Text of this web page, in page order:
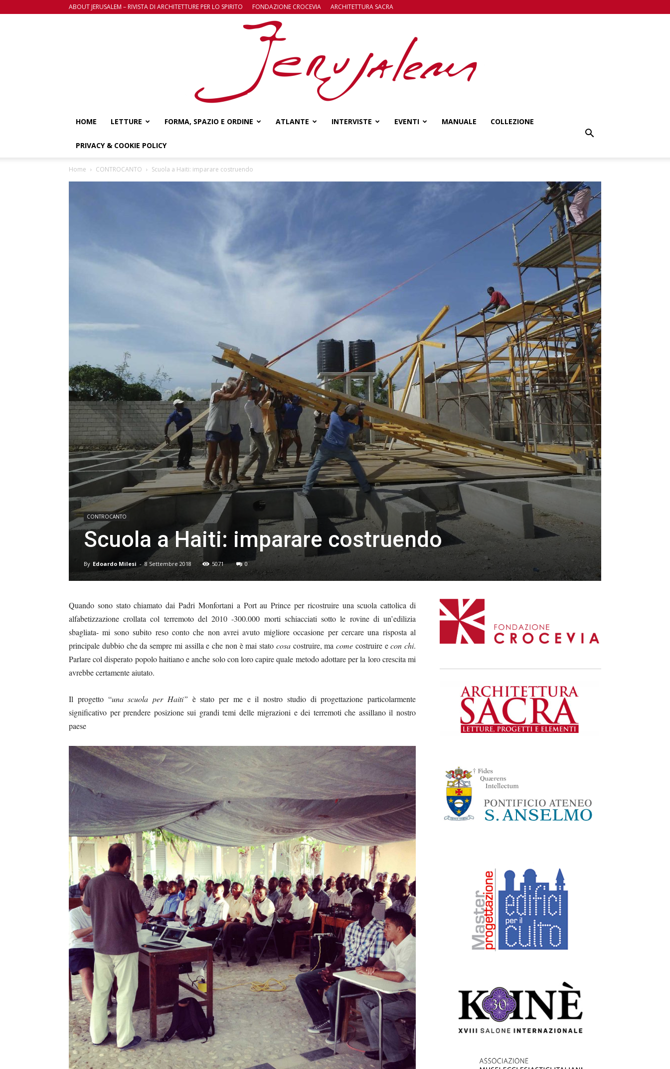
ABOUT JERUSALEM – RIVISTA DI ARCHITETTURE PER LO SPIRITO FONDAZIONE CROCEVIA ARCHITETTURA SACRA
HOME LETTURE FORMA, SPAZIO E ORDINE ATLANTE INTERVISTE EVENTI MANUALE COLLEZIONE
PRIVACY & COOKIE POLICY
Home CONTROCANTO Scuola a Haiti: imparare costruendo
CONTROCANTO
Scuola a Haiti: imparare costruendo
By Edoardo Milesi - 8 Settembre 2018 5071 0
Quando sono stato chiamato dai Padri Monfortani a Port au Prince per ricostruire una scuola cattolica di
alfabetizzazione crollata col terremoto del 2010 -300.000 morti schiacciati sotto le rovine di un’edilizia
sbagliata- mi sono subito reso conto che non avrei avuto migliore occasione per cercare una risposta al
principale dubbio che da sempre mi assilla e che non è mai stato cosacostruire, ma come costruire econ chi.
Parlare col disperato popolo haitiano e anche solo con loro capire quale metodo adottare per la loro crescita mi
avrebbe certamente aiutato.
Il progetto “una scuola per Haiti” è stato per me e il nostro studio di progettazione particolarmente
significativo per prendere posizione sui grandi temi delle migrazioni e dei terremoti che assillano il nostro
paese